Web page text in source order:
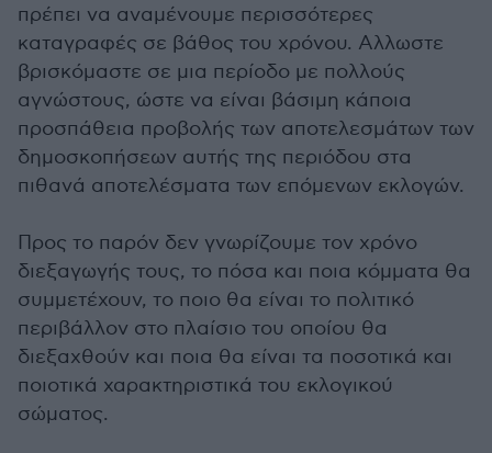
πρέπει να αναμένουμε περισσότερες
καταγραφές σε βάθος του χρόνου. Αλλωστε
βρισκόμαστε σε μια περίοδο με πολλούς
αγνώστους, ώστε να είναι βάσιμη κάποια
προσπάθεια προβολής των αποτελεσμάτων των
δημοσκοπήσεων αυτής της περιόδου στα
πιθανά αποτελέσματα των επόμενων εκλογών.
Προς το παρόν δεν γνωρίζουμε τον χρόνο
διεξαγωγής τους, το πόσα και ποια κόμματα θα
συμμετέχουν, το ποιο θα είναι το πολιτικό
περιβάλλον στο πλαίσιο του οποίου θα
διεξαχθούν και ποια θα είναι τα ποσοτικά και
ποιοτικά χαρακτηριστικά του εκλογικού
σώματος.